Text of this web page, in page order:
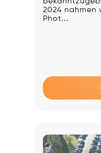
2024 nahmen
Phot...